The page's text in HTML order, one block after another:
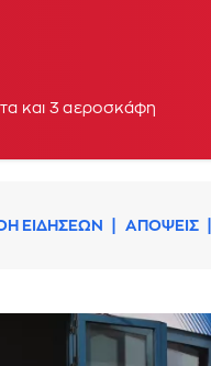
και 3 αεροσκάφη
ΕΙΔΗΣΕΩΝ ΑΠΟΨΕΙΣ